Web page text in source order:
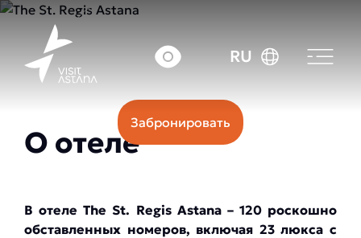
RU
Цена: от 130000 тг
Забронировать
О отеле
В отеле The St. Regis Astana – 120 роскошно
обставленных номеров, включая 23 люкса с